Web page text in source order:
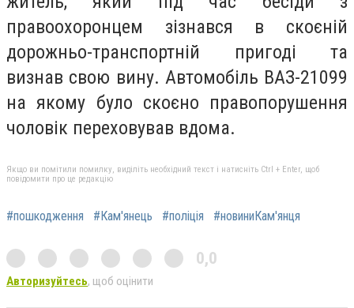
правоохоронцем зізнався в скоєній
дорожньо-транспортній пригоді та
визнав свою вину. Автомобіль ВАЗ-21099
на якому було скоєно правопорушення
чоловік переховував вдома.
Якщо ви помітили помилку, виділіть необхідний текст і натисніть Ctrl + Enter, щоб
повідомити про це редакцію
#пошкодження #Кам'янець #поліція #новиниКам'янця
0,0
Авторизуйтесь, щоб оцінити